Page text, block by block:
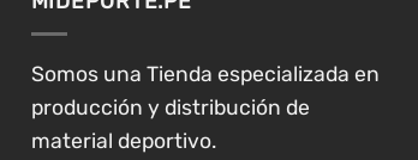
Somos una Tienda especializada en
producción y distribución de
material deportivo.